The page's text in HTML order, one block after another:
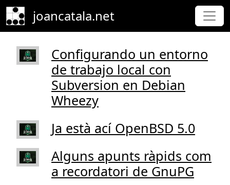
Skip to main content
joancatala.net
Configurando un entorno
de trabajo local con
Subversion en Debian
Wheezy
Ja està ací OpenBSD 5.0
Alguns apunts ràpids com
a recordatori de GnuPG